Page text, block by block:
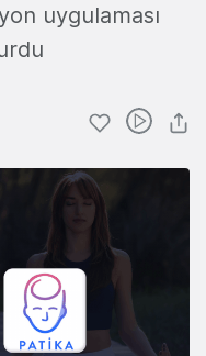
uygulaması